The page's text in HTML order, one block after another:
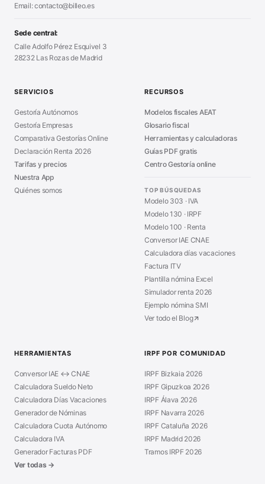
Generador Facturas
■Modelo Nómina PDF
■Calculadora Vacaciones
■Certificado Digital
■Sanciones Hacienda
■Asesoría en Madrid
Email: contacto@billeo.es
Sede central:
Calle Adolfo Pérez Esquivel 3
28232 Las Rozas de Madrid
SERVICIOS
Gestoría Autónomos
Gestoría Empresas
Comparativa Gestorías Online
Declaración Renta 2026
Tarifas y precios
Nuestra App
Quiénes somos
RECURSOS
Modelos fiscales AEAT
Glosario fiscal
Herramientas y calculadoras
Guías PDF gratis
Centro Gestoría online
TOP BÚSQUEDAS
Modelo 303 · IVA
Modelo 130 · IRPF
Modelo 100 · Renta
Conversor IAE CNAE
Calculadora días vacaciones
Factura ITV
Plantilla nómina Excel
Simulador renta 2026
Ejemplo nómina SMI
Ver todo el Blog
HERRAMIENTAS
Conversor IAE ↔ CNAE
Calculadora Sueldo Neto
Calculadora Días Vacaciones
Generador de Nóminas
Calculadora Cuota Autónomo
Calculadora IVA
Generador Facturas PDF
Ver todas →
IRPF POR COMUNIDAD
IRPF Bizkaia 2026
IRPF Gipuzkoa 2026
IRPF Álava 2026
IRPF Navarra 2026
IRPF Cataluña 2026
IRPF Madrid 2026
Tramos IRPF 2026